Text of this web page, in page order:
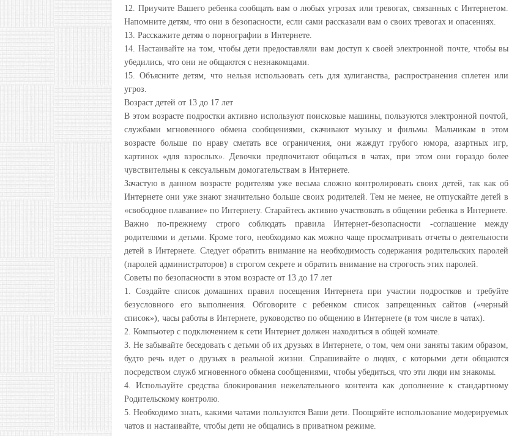
12. Приучите Вашего ребенка сообщать вам о любых угрозах или тревогах, связанных с Интернетом.
Напомните детям, что они в безопасности, если сами рассказали вам о своих тревогах и опасениях.
13. Расскажите детям о порнографии в Интернете.
14. Настаивайте на том, чтобы дети предоставляли вам доступ к своей электронной почте, чтобы вы
убедились, что они не общаются с незнакомцами.
15. Объясните детям, что нельзя использовать сеть для хулиганства, распространения сплетен или
угроз.
Возраст детей от 13 до 17 лет
В этом возрасте подростки активно используют поисковые машины, пользуются электронной почтой,
службами мгновенного обмена сообщениями, скачивают музыку и фильмы. Мальчикам в этом
возрасте больше по нраву сметать все ограничения, они жаждут грубого юмора, азартных игр,
картинок «для взрослых». Девочки предпочитают общаться в чатах, при этом они гораздо более
чувствительны к сексуальным домогательствам в Интернете.
Зачастую в данном возрасте родителям уже весьма сложно контролировать своих детей, так как об
Интернете они уже знают значительно больше своих родителей. Тем не менее, не отпускайте детей в
«свободное плавание» по Интернету. Старайтесь активно участвовать в общении ребенка в Интернете.
Важно по-прежнему строго соблюдать правила Интернет-безопасности -соглашение между
родителями и детьми. Кроме того, необходимо как можно чаще просматривать отчеты о деятельности
детей в Интернете. Следует обратить внимание на необходимость содержания родительских паролей
(паролей администраторов) в строгом секрете и обратить внимание на строгость этих паролей.
Советы по безопасности в этом возрасте от 13 до 17 лет
1. Создайте список домашних правил посещения Интернета при участии подростков и требуйте
безусловного его выполнения. Обговорите с ребенком список запрещенных сайтов («черный
список»), часы работы в Интернете, руководство по общению в Интернете (в том числе в чатах).
2. Компьютер с подключением к сети Интернет должен находиться в общей комнате.
3. Не забывайте беседовать с детьми об их друзьях в Интернете, о том, чем они заняты таким образом,
будто речь идет о друзьях в реальной жизни. Спрашивайте о людях, с которыми дети общаются
посредством служб мгновенного обмена сообщениями, чтобы убедиться, что эти люди им знакомы.
4. Используйте средства блокирования нежелательного контента как дополнение к стандартному
Родительскому контролю.
5. Необходимо знать, какими чатами пользуются Ваши дети. Поощряйте использование модерируемых
чатов и настаивайте, чтобы дети не общались в приватном режиме.